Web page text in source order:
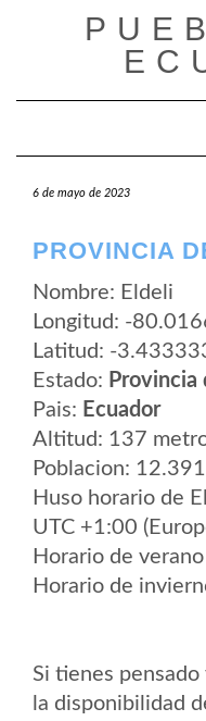
6 de mayo de 2023
PROVINCIA
Nombre: Eldeli
Longitud: -
Latitud: -
Estado: Provincia
Pais: Ecuador
Altitud: 137
Poblacion: 12.391
Huso horario de
UTC +1:00
Horario de
Horario de
Si tienes
la disponibilidad